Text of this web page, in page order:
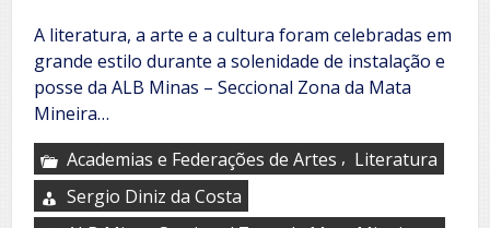
A literatura, a arte e a cultura foram celebradas em
grande estilo durante a solenidade de instalação e
posse da ALB Minas – Seccional Zona da Mata
Mineira…
Academias e Federações de Artes , Literatura
Sergio Diniz da Costa